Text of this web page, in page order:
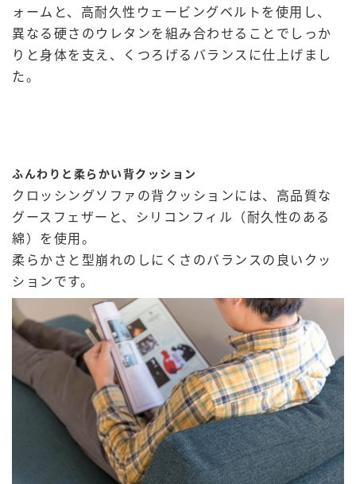
ォームと、高耐久性ウェービングベルトを使用し、
異なる硬さのウレタンを組み合わせることでしっか
りと身体を支え、くつろげるバランスに仕上げまし
た。
ふんわりと柔らかい背クッション
クロッシングソファの背クッションには、高品質な
グースフェザーと、シリコンフィル（耐久性のある
綿）を使用。
柔らかさと型崩れのしにくさのバランスの良いクッ
ションです。